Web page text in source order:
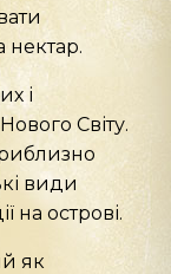
нектар.
і
Світу.
види
на острові.
як